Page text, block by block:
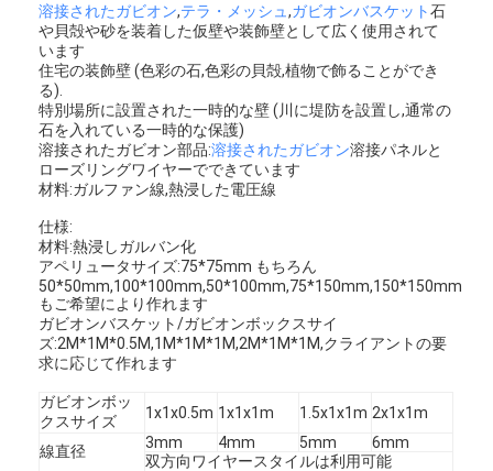
溶接されたガビオン,テラ・メッシュ,ガビオンバスケット石
や貝殻や砂を装着した仮壁や装飾壁として広く使用されて
います
住宅の装飾壁 (色彩の石,色彩の貝殻,植物で飾ることができ
る).
特別場所に設置された一時的な壁 (川に堤防を設置し,通常の
石を入れている一時的な保護)
溶接されたガビオン部品:溶接されたガビオン溶接パネルと
ローズリングワイヤーでできています
材料:ガルファン線,熱浸した電圧線
仕様:
材料:熱浸しガルバン化
アペリュータサイズ:75*75mm もちろん
50*50mm,100*100mm,50*100mm,75*150mm,150*150mm
もご希望により作れます
ガビオンバスケット/ガビオンボックスサイ
ズ:2M*1M*0.5M,1M*1M*1M,2M*1M*1M,クライアントの要
求に応じて作れます
ガビオンボッ
クスサイズ
1x1x0.5m 1x1x1m 1.5x1x1m 2x1x1m
線直径 3mm 4mm 5mm
6mm
双方向ワイヤースタイルは利用可能